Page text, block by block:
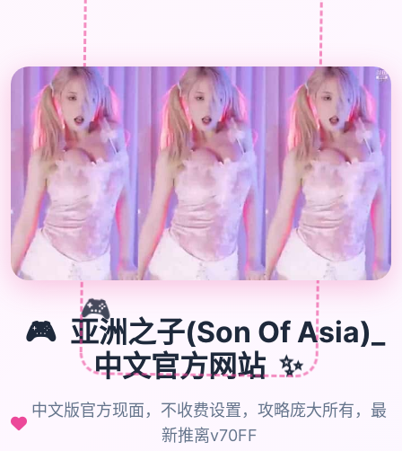
🎮
🎮 亚洲之子(Son Of Asia)_
中文官方网站 ✨
中文版官方现面，不收费设置，攻略庞大所有，最
新推离v70FF